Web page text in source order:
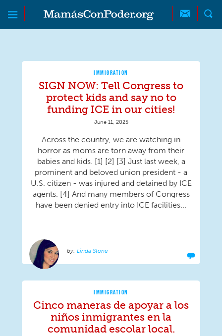
Skip to main content
Skip to main content
MamásConPoder
IMMIGRATION
SIGN NOW: Tell Congress to
protect kids and say no to
funding ICE in our cities!
June 11, 2025
Across the country, we are watching in
horror as moms are torn away from their
babies and kids. [1] [2] [3] Just last week, a
prominent and beloved union president - a
U.S. citizen - was injured and detained by ICE
agents. [4] And many members of Congress
have been denied entry into ICE facilities...
Linda Stone
IMMIGRATION
Cinco maneras de apoyar a los
niños inmigrantes en la
comunidad escolar local.